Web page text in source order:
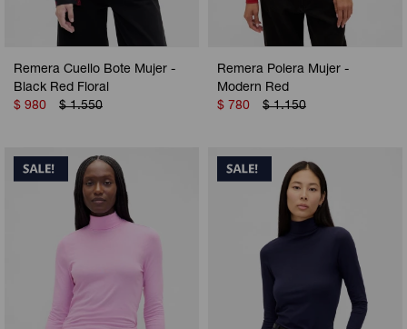
Remera Cuello Bote Mujer -
Black Red Floral
$ 980 $ 1.550
Remera Polera Mujer -
Modern Red
$ 780 $ 1.150